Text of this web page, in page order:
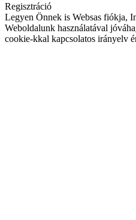
Regisztráció
Legyen Önnek is Websas fiókja,
Weboldalunk használatával
cookie-kkal kapcsolatos irányelv